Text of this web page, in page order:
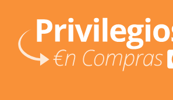
contenido